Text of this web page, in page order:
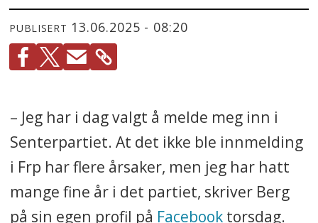
PUBLISERT 13.06.2025 - 08:20
– Jeg har i dag valgt å melde meg inn i
Senterpartiet. At det ikke ble innmelding
i Frp har flere årsaker, men jeg har hatt
mange fine år i det partiet, skriver Berg
på sin egen profil på Facebooktorsdag.